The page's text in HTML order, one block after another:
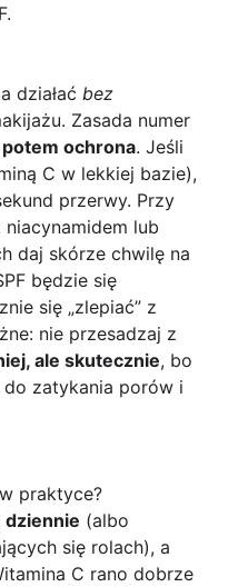
działać bez
Zasada numer
ochrona. Jeśli
C w lekkiej bazie),
przerwy. Przy
niacynamidem lub
daj skórze chwilę na
będzie się
się „zlepiać” z
nie przesadzaj z
ale skutecznie, bo
zatykania porów i
praktyce?
dziennie (albo
się rolach), a
C rano dobrze